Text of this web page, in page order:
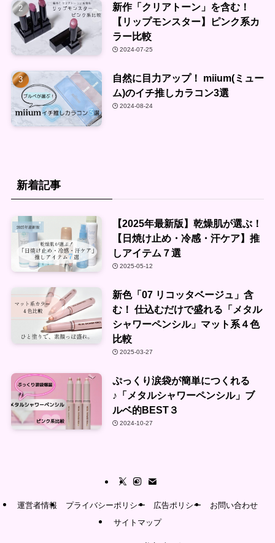
新作「クリアトーン」を含む！
【リップモンスター】ピンク系カ
ラー比較
2024-07-25
自然に目力アップ！ miium(ミュー
ム)のイチ推しカラコン3選
2024-08-24
新着記事
【2025年最新版】乾燥肌が選ぶ！
【日焼け止め・冷感・汗ケア】推
しアイテム７選
2025-05-12
新色「07 リコッタベージュ」含
む！ 仕込むだけで盛れる「メタル
シャワーペンシル」マット系４色
比較
2025-03-27
ぷっくり涙袋が簡単につくれる
♪「メタルシャワーペンシル」ブ
ルベ的BEST３
2024-10-27
運営者情報 プライバシーポリシー 広告ポリシー
お問い合わせ
サイトマップ